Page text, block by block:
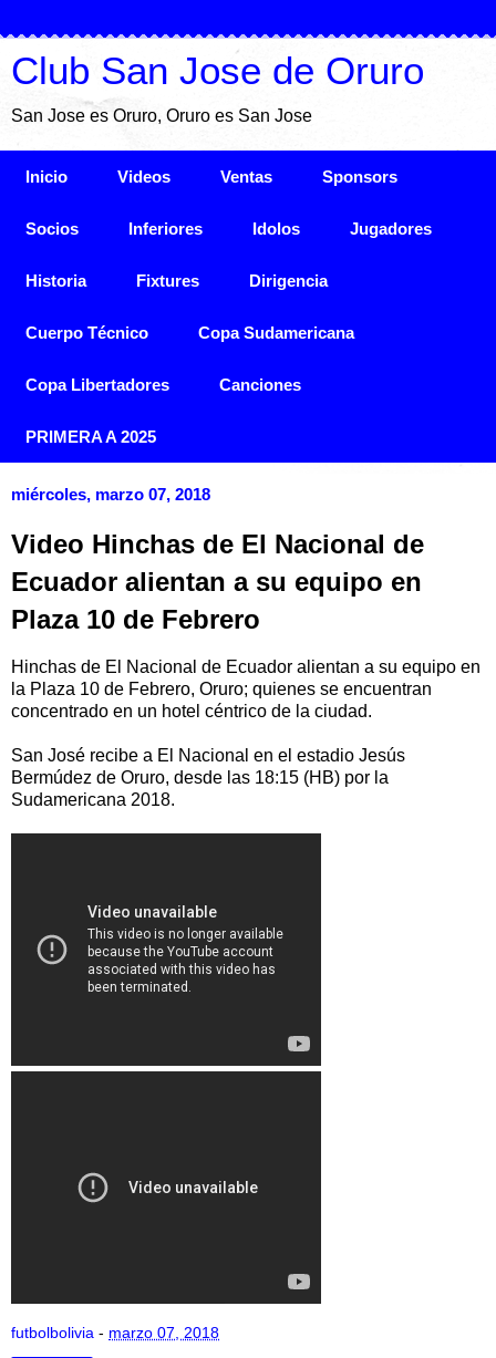
Club San Jose de Oruro
San Jose es Oruro, Oruro es San Jose
Inicio Videos Ventas Sponsors
Socios Inferiores Idolos Jugadores
Historia Fixtures Dirigencia
Cuerpo Técnico Copa Sudamericana
Copa Libertadores Canciones
PRIMERA A 2025
miércoles, marzo 07, 2018
Video Hinchas de El Nacional de
Ecuador alientan a su equipo en
Plaza 10 de Febrero
Hinchas de El Nacional de Ecuador alientan a su equipo en
la Plaza 10 de Febrero, Oruro; quienes se encuentran
concentrado en un hotel céntrico de la ciudad.
San José recibe a El Nacional en el estadio Jesús
Bermúdez de Oruro, desde las 18:15 (HB) por la
Sudamericana 2018.
futbolbolivia - marzo 07, 2018